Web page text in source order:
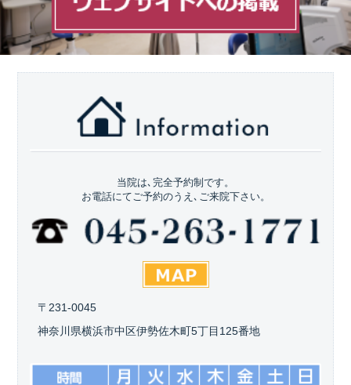
当院は､完全予約制です。
お電話にてご予約のうえ､ご来院下さい。
〒231-0045
神奈川県横浜市中区伊勢佐木町5丁目125番地